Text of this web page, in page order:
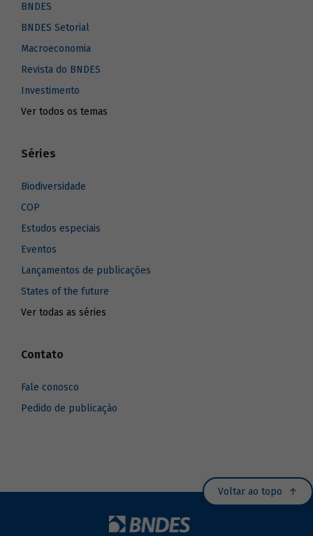
BNDES
BNDES Setorial
Macroeconomia
Revista do BNDES
Investimento
Ver todos os temas
Séries
Biodiversidade
COP
Estudos especiais
Eventos
Lançamentos de publicações
States of the future
Ver todas as séries
Contato
Fale conosco
Pedido de publicação
Voltar ao topo